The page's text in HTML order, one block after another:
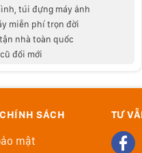
mọi
túi đựng máy ảnh
miễn phí trọn đời
nhà toàn quốc
đổi mới
SÁCH
mật
TƯ